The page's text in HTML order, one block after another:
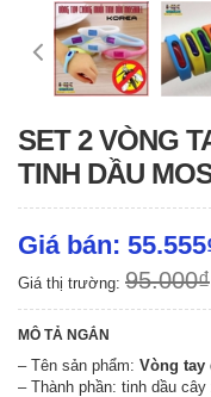
SET 2 VÒNG
TINH DẦU
Giá bán:
Giá thị trường: 95.000₫
MÔ TẢ NGẮN
– Tên sản phẩm: Vòng tay
– Thành phần: tinh dầu